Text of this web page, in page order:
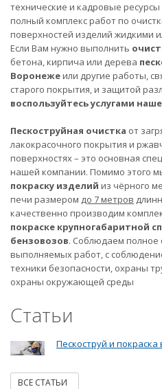
технические и кадровые
полный комплекс работ по
поверхностей изделий жидкими
Если Вам нужно выполнить
бетона, кирпича или дерева
Воронежеили другие работы,
старого покрытия, и защитой
воспользуйтесь услугами
Пескоструйная очистка от
лакокрасочного покрытия и
поверхностях – это основная
нашей компании. Помимо этого
покраску изделий из чёрного
печи размером до 7 метров
качественно производим
покраске крупногабаритной
бензовозов. Соблюдаем полное
выполняемых работ, с
техники безопасности, охраны
охраны окружающей среды
Статьи
Пескоструй и
ВСЕ СТАТЬИ